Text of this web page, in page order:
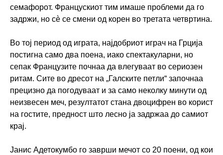
семафорот. Францускиот тим имаше проблеми да го
задржи, но сè се смени од корен во третата четвртина.
Во тој период од играта, најдобриот играч на Грција
постигна само два поена, иако спектакуларни, но
сепак Французите почнаа да влегуваат во сериозен
ритам. Сите во дресот на „Галските петли“ започнаа
прецизно да погодуваат и за само неколку минути од
неизвесен меч, резултатот стана двоцифрен во корист
на гостите, предност што лесно ја задржаа до самиот
крај.
Јанис Адетокумбо го заврши мечот со 20 поени, од кои